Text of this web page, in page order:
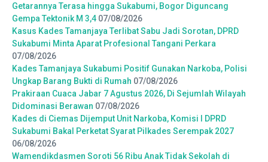
Getarannya Terasa hingga Sukabumi, Bogor Diguncang
Gempa Tektonik M 3,4 07/08/2026
Kasus Kades Tamanjaya Terlibat Sabu Jadi Sorotan, DPRD
Sukabumi Minta Aparat Profesional Tangani Perkara
07/08/2026
Kades Tamanjaya Sukabumi Positif Gunakan Narkoba, Polisi
Ungkap Barang Bukti di Rumah 07/08/2026
Prakiraan Cuaca Jabar 7 Agustus 2026, Di Sejumlah Wilayah
Didominasi Berawan 07/08/2026
Kades di Ciemas Dijemput Unit Narkoba, Komisi I DPRD
Sukabumi Bakal Perketat Syarat Pilkades Serempak 2027
06/08/2026
Wamendikdasmen Soroti 56 Ribu Anak Tidak Sekolah di